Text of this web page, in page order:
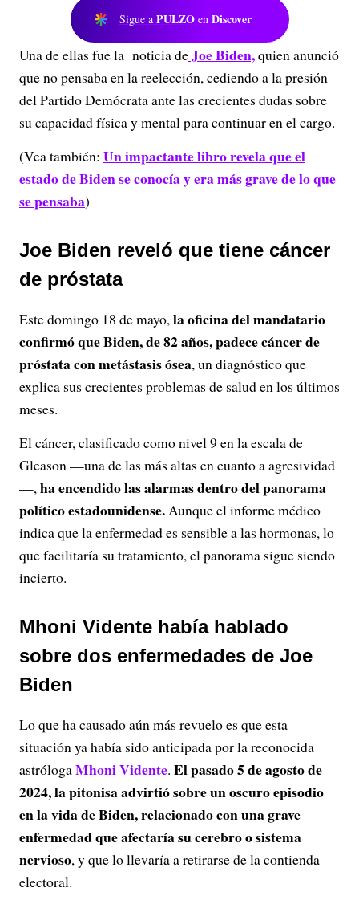
Sigue a PULZO en Discover
Una de ellas fue la noticia deJoe Biden,quien anunció
que no pensaba en la reelección, cediendo a la presión
del Partido Demócrata ante las crecientes dudas sobre
su capacidad física y mental para continuar en el cargo.
(Vea también: Un impactante libro revela que el
estado de Biden se conocía y era más grave de lo que
se pensaba)
Joe Biden reveló que tiene cáncer
de próstata
Este domingo 18 de mayo,la oficina del mandatario
confirmó que Biden, de 82 años, padece cáncer de
próstata con metástasis ósea, un diagnóstico que
explica sus crecientes problemas de salud en los últimos
meses.
El cáncer, clasificado como nivel 9 en la escala de
Gleason —una de las más altas en cuanto a agresividad
—,ha encendido las alarmas dentro del panorama
político estadounidense.Aunque el informe médico
indica que la enfermedad es sensible a las hormonas, lo
que facilitaría su tratamiento, el panorama sigue siendo
incierto.
Mhoni Vidente había hablado
sobre dos enfermedades de Joe
Biden
Lo que ha causado aún más revuelo es que esta
situación ya había sido anticipada por la reconocida
astrólogaMhoni Vidente. El pasado 5 de agosto de
2024, la pitonisa advirtió sobre un oscuro episodio
en la vida de Biden, relacionado con una grave
enfermedad que afectaría su cerebro o sistema
nervioso, y que lo llevaría a retirarse de la contienda
electoral.